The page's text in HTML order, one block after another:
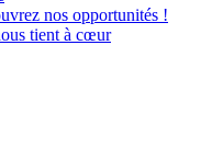
nos opportunités !
tient à cœur